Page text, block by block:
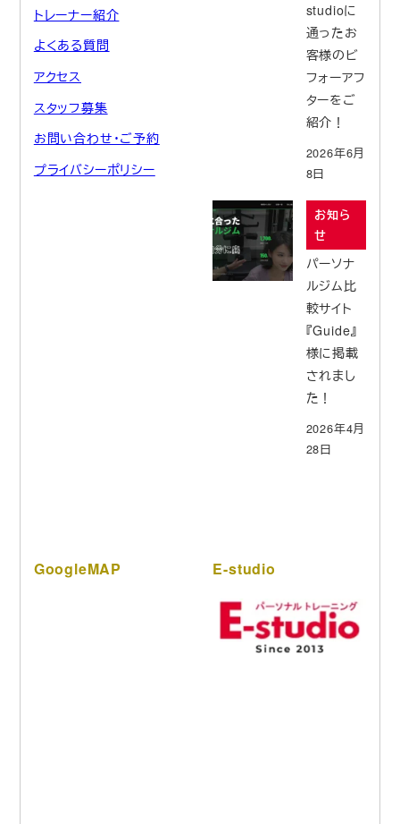
トレーナー紹介
よくある質問
アクセス
スタッフ募集
お問い合わせ・ご予約
プライバシーポリシー
studioに
通ったお
客様のビ
フォーアフ
ターをご
紹介！
2026年6月
8日
お知ら
せ
パーソナ
ルジム比
較サイト
『Guide』
様に掲載
されまし
た！
2026年4月
28日
GoogleMAP E-studio